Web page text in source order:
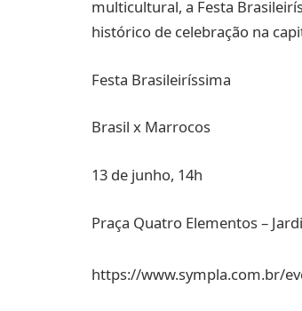
multicultural, a Festa
histórico de celebração na
Festa Brasileiríssima
Brasil x Marrocos
13 de junho, 14h
Praça Quatro Elementos –
https://www.sympla.com.br/